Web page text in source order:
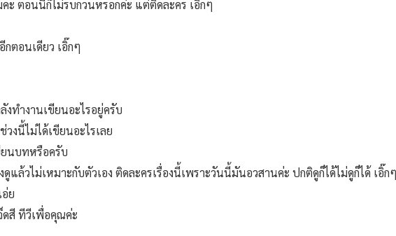
ะ ตอนนี้ก็ไม่รบกวนหรอกค่ะ แต่ติดละคร เอิ๊กๆ
กตอนเดียว เอิ๊กๆ
งทำงานเขียนอะไรอยู่ครับ
งนี้ไม่ได้เขียนอะไรเลย
ยนบทหรือครับ
แล้วไม่เหมาะกับตัวเอง ติดละครเรื่องนี้เพราะวันนี้มันอวสานค่ะ ปกติดูก็ได้ไม่ดูก็ได้ เอิ๊กๆ
ย
ดสี ทีวีเพื่อคุณค่ะ